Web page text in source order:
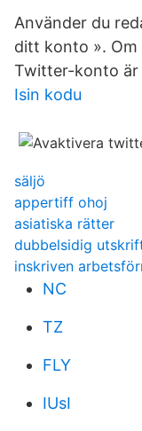
Använder du
ditt konto ».
Twitter-konto är
Isin kodu
säljö
appertiff ohoj
asiatiska rätter
dubbelsidig
inskriven
NC
TZ
FLY
IUsI